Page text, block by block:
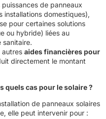
de panneaux
installations domestiques),
pour certaines solutions
ou hybride) liées au
sanitaire.
autres aides financières pour
directement le montant
quels cas pour le solaire ?
de panneaux solaires
elle peut intervenir pour :